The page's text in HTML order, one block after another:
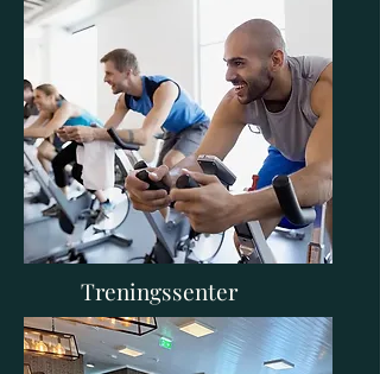
Treningssenter
MOVA